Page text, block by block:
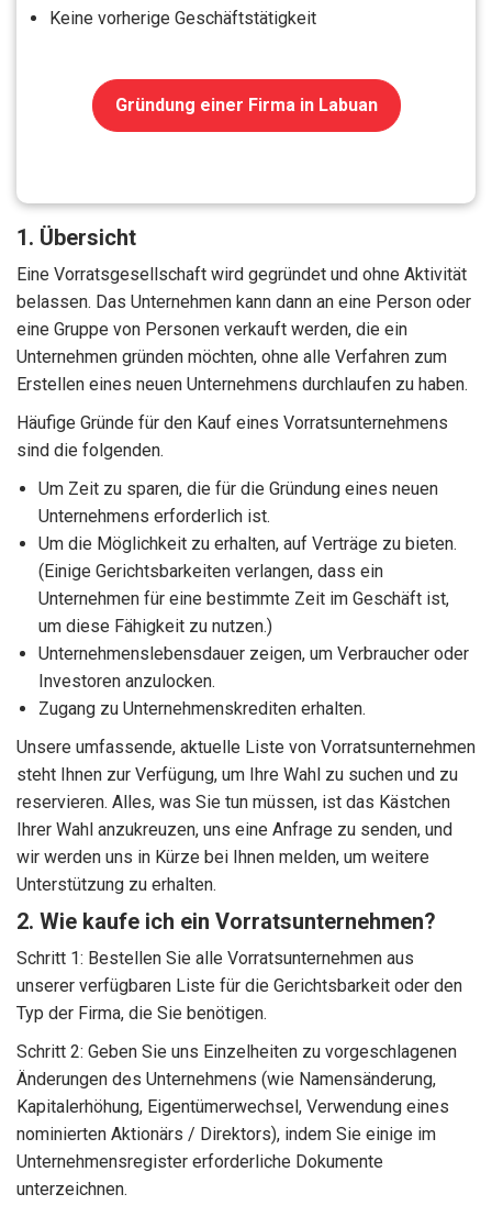
Keine vorherige Geschäftstätigkeit
Gründung einer Firma in Labuan
1. Übersicht
Eine Vorratsgesellschaft wird gegründet und ohne Aktivität
belassen. Das Unternehmen kann dann an eine Person oder
eine Gruppe von Personen verkauft werden, die ein
Unternehmen gründen möchten, ohne alle Verfahren zum
Erstellen eines neuen Unternehmens durchlaufen zu haben.
Häufige Gründe für den Kauf eines Vorratsunternehmens
sind die folgenden.
Um Zeit zu sparen, die für die Gründung eines neuen
Unternehmens erforderlich ist.
Um die Möglichkeit zu erhalten, auf Verträge zu bieten.
(Einige Gerichtsbarkeiten verlangen, dass ein
Unternehmen für eine bestimmte Zeit im Geschäft ist,
um diese Fähigkeit zu nutzen.)
Unternehmenslebensdauer zeigen, um Verbraucher oder
Investoren anzulocken.
Zugang zu Unternehmenskrediten erhalten.
Unsere umfassende, aktuelle Liste von Vorratsunternehmen
steht Ihnen zur Verfügung, um Ihre Wahl zu suchen und zu
reservieren. Alles, was Sie tun müssen, ist das Kästchen
Ihrer Wahl anzukreuzen, uns eine Anfrage zu senden, und
wir werden uns in Kürze bei Ihnen melden, um weitere
Unterstützung zu erhalten.
2. Wie kaufe ich ein Vorratsunternehmen?
Schritt 1: Bestellen Sie alle Vorratsunternehmen aus
unserer verfügbaren Liste für die Gerichtsbarkeit oder den
Typ der Firma, die Sie benötigen.
Schritt 2: Geben Sie uns Einzelheiten zu vorgeschlagenen
Änderungen des Unternehmens (wie Namensänderung,
Kapitalerhöhung, Eigentümerwechsel, Verwendung eines
nominierten Aktionärs / Direktors), indem Sie einige im
Unternehmensregister erforderliche Dokumente
unterzeichnen.